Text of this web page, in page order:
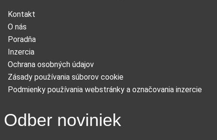
Kontakt
O nás
Poradňa
Inzercia
Ochrana osobných údajov
Zásady používania súborov cookie
Podmienky používania webstránky a označovania inzercie
Odber noviniek